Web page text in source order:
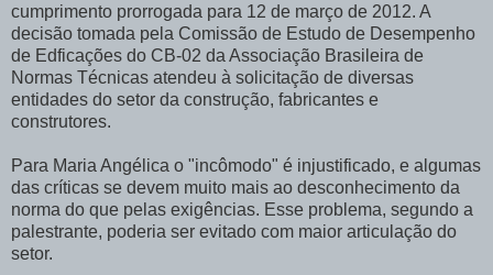
cumprimento prorrogada para 12 de março de 2012. A
decisão tomada pela Comissão de Estudo de Desempenho
de Edficações do CB-02 da Associação Brasileira de
Normas Técnicas atendeu à solicitação de diversas
entidades do setor da construção, fabricantes e
construtores.
Para Maria Angélica o "incômodo" é injustificado, e algumas
das críticas se devem muito mais ao desconhecimento da
norma do que pelas exigências. Esse problema, segundo a
palestrante, poderia ser evitado com maior articulação do
setor.